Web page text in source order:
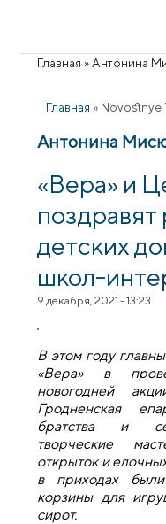
Главная » Антонина
Главная » Novostnye
Антонина
«Вера» и
поздравят
детских
школ-
9 декабря, 2021 - 13:23
В этом году
«Вера» в
новогодней
Гродненская
братства и
творческие
открыток и
в приходах были
корзины для
сирот.